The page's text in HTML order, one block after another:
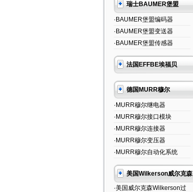
瑞士BAUMER堡盟
·BAUMER堡盟编码器
·BAUMER堡盟变送器
·BAUMER堡盟传感器
法国EFFBE埃福贝
德国MURR穆尔
·MURR穆尔继电器
·MURR穆尔接口模块
·MURR穆尔连接器
·MURR穆尔变压器
·MURR穆尔自动化系统
美国Wilkerson威尔克森
·美国威尔克森Wilkerson过